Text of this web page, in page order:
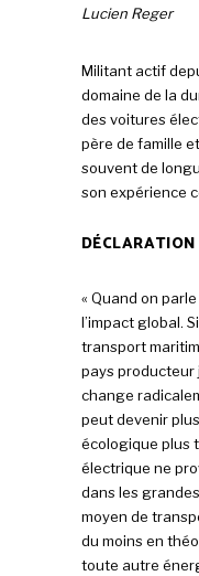
Lucien Reger
Militant actif
domaine de la
des voitures
père de famille
souvent de
son expérience
DÉCLARATION
« Quand on
l’impact global.
transport
pays producteur
change
peut devenir
écologique plus
électrique ne
dans les
moyen de
du moins en
toute autre